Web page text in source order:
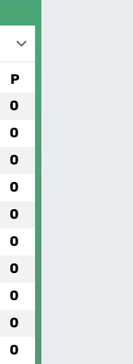
P
0
0
0
0
0
0
0
0
0
0